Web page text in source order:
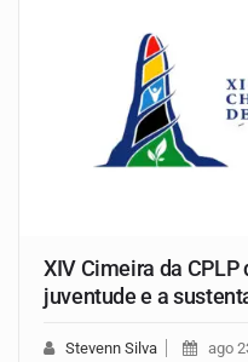
XIV Cimeira da
juventude e a
Stevenn Silva ago